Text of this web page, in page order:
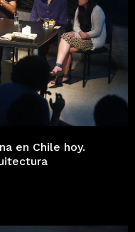
en Chile hoy.